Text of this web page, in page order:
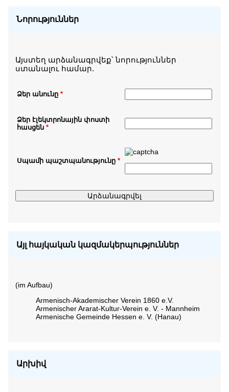
Նորություններ
Այստեղ արձանագրվեք՝ նորություններ
ստանալու համար.
Ձեր անունը *
Ձեր էլեկտրոնային փոստի
հասցեն *
Սպամի պաշտպանությունը *
Այլ հայկական կազմակերպություններ
(im Aufbau)
Armenisch-Akademischer Verein 1860 e.V.
Armenischer Ararat-Kultur-Verein e. V. - Mannheim
Armenische Gemeinde Hessen e. V. (Hanau)
Արխիվ